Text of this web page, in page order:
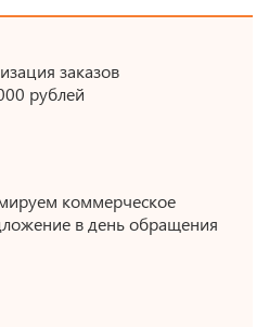
заказов
рублей
коммерческое
в день обращения